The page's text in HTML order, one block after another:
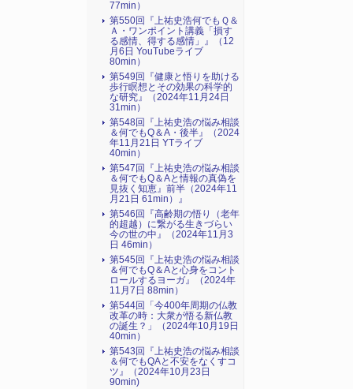
77min）
第550回『上祐史浩何でもＱ＆
Ａ・ワンポイント講義「損す
る感情、得する感情」』（12
月6日 YouTubeライブ
80min）
第549回『健康と悟りを助ける
歩行瞑想とその効果の科学的
な研究』（2024年11月24日
31min）
第548回『上祐史浩の悩み相談
＆何でもQ＆A・後半』（2024
年11月21日 YTライブ
40min）
第547回『上祐史浩の悩み相談
＆何でもQ＆Aと情報の真偽を
見抜く知恵』前半（2024年11
月21日 61min）』
第546回『高齢期の悟り（老年
的超越）に繋がる生きづらい
今の世の中』（2024年11月3
日 46min）
第545回『上祐史浩の悩み相談
＆何でもQ＆Aと心身をコント
ロールするヨーガ』（2024年
11月7日 88min）
第544回「今400年周期の仏教
改革の時：大衆が悟る新仏教
の誕生？」（2024年10月19日
40min）
第543回『上祐史浩の悩み相談
＆何でもQAと不安をなくすコ
ツ』（2024年10月23日
90min)